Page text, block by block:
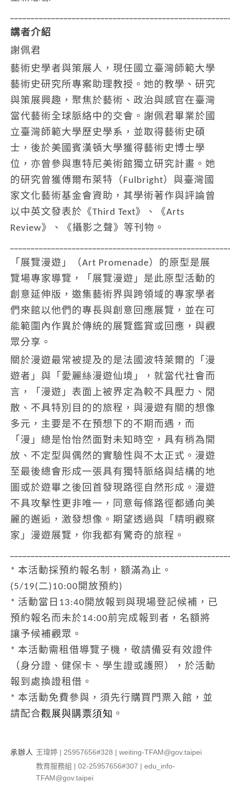
講者介紹
謝佩君
藝術史學者與策展人，現任國立臺灣師範大學
藝術史研究所專案助理教授。她的教學、研究
與策展興趣，聚焦於藝術、政治與感官在臺灣
當代藝術全球脈絡中的交會。謝佩君畢業於國
立臺灣師範大學歷史學系，並取得藝術史碩
士，後於美國賓漢頓大學獲得藝術史博士學
位，亦曾參與惠特尼美術館獨立研究計畫。她
的研究曾獲傅爾布萊特（Fulbright）與臺灣國
家文化藝術基金會資助，其學術著作與評論曾
以中英文發表於《Third Text》、《Arts
Review》、《攝影之聲》等刊物。
「展覽漫遊」（Art Promenade）的原型是展
覽場專家導覽，「展覽漫遊」是此原型活動的
創意延伸版，邀集藝術界與跨領域的專家學者
們來館以他們的專長與創意回應展覽，並在可
能範圍內作異於傳統的展覽鑑賞或回應，與觀
眾分享。
關於漫遊最常被提及的是法國波特萊爾的「漫
遊者」與「愛麗絲漫遊仙境」，就當代社會而
言，「漫遊」表面上被界定為較不具壓力、閒
散、不具特別目的的旅程，與漫遊有關的想像
多元，主要是不在預想下的不期而遇，而
「漫」總是怡怡然面對未知時空，具有稍為開
放、不定型與偶然的實驗性與不太正式。漫遊
至最後總會形成一張具有獨特脈絡與結構的地
圖或於遊畢之後回首發現路徑自然形成。漫遊
不具攻擊性更非唯一，同意每條路徑都通向美
麗的邂逅，激發想像。期望透過與「精明觀察
家」漫遊展覽，你我都有驚奇的旅程。
* 本活動採預約報名制，額滿為止。
(5/19(二)10:00開放預約)
* 活動當日13:40開放報到與現場登記候補，已
預約報名而未於14:00前完成報到者，名額將
讓予候補觀眾。
* 本活動需租借導覽子機，敬請備妥有效證件
（身分證、健保卡、學生證或護照），於活動
報到處換證租借。
* 本活動免費參與，須先行購買門票入館，並
請配合觀展與購票須知 。
承辦人 王瑋婷 | 25957656#328 | weiting-TFAM@gov.taipei
教育服務組 | 02-25957656#307 | edu_info-
TFAM@gov.taipei